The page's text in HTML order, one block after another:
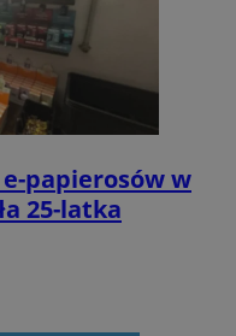
papierosów w
25-latka